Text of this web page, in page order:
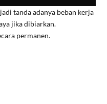
tanda adanya beban kerja
jika dibiarkan.
permanen.